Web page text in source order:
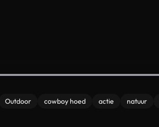
Outdoor cowboy hoed actie natuur